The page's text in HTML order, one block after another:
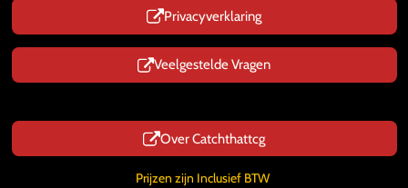
Privacyverklaring
Veelgestelde Vragen
Over Catchthattcg
Prijzen zijn Inclusief BTW